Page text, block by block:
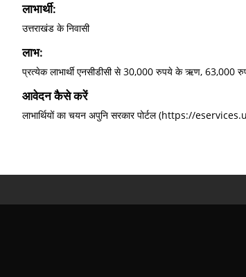
लाभार्थी:
उत्तराखंड के निवासी
लाभ:
प्रत्येक लाभार्थी एनसीडीसी से 30,000 रुपये के ऋण, 63,000
आवेदन कैसे करें
लाभार्थियों का चयन अपुनि सरकार पोर्टल (https://